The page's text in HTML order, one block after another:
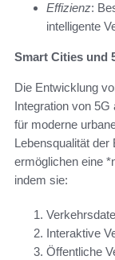
Effizienz:
intelligente
Smart Cities und
Die Entwicklung
Integration von 5G
für moderne
Lebensqualität der
ermöglichen eine
indem sie:
Interaktive
Öffentliche